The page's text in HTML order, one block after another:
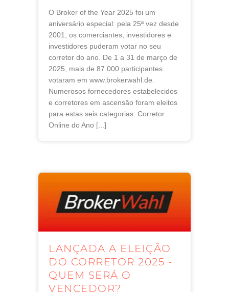
O Broker of the Year 2025 foi um
aniversário especial: pela 25ª vez desde
2001, os comerciantes, investidores e
investidores puderam votar no seu
corretor do ano. De 1 a 31 de março de
2025, mais de 87.000 participantes
votaram em www.brokerwahl.de.
Numerosos fornecedores estabelecidos
e corretores em ascensão foram eleitos
para estas seis categorias: Corretor
Online do Ano [...]
LANÇADA A ELEIÇÃO
DO CORRETOR 2025 -
QUEM SERÁ O
VENCEDOR?